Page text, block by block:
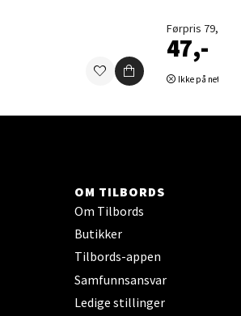
Førpris 79,-
47,-
Ikke på
OM TILBORDS
Om Tilbords
Butikker
Tilbords-appen
Samfunnsansvar
Ledige stillinger
Jernbanesvingen 6, 1400 Ski
Sortland Storsenter
Sortland